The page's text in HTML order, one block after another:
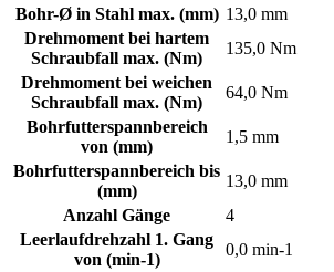
Bohr-Ø in Stahl max. (mm) 13,0 mm
Drehmoment bei hartem
Schraubfall max. (Nm)
135,0 Nm
Drehmoment bei weichen
Schraubfall max. (Nm)
64,0 Nm
Bohrfutterspannbereich
von (mm)
1,5 mm
Bohrfutterspannbereich bis
(mm)
13,0 mm
Anzahl Gänge
4
Leerlaufdrehzahl 1. Gang
von (min-1)
0,0 min-1